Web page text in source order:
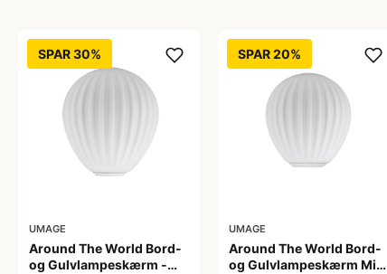
SPAR 30%
UMAGE
Around The World Bord-
og Gulvlampeskærm -
SPAR 20%
UMAGE
Around The World Bord-
og Gulvlampeskærm Mini